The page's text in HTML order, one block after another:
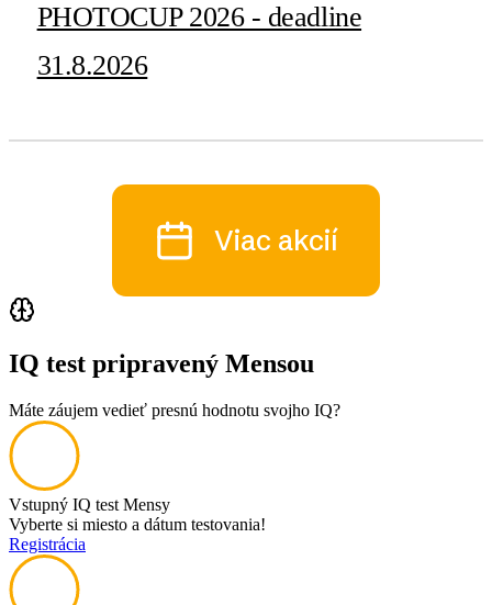
PHOTOCUP 2026 - deadline
31.8.2026
Viac akcií
IQ test pripravený Mensou
Máte záujem vedieť presnú hodnotu svojho IQ?
Vstupný IQ test Mensy
Vyberte si miesto a dátum testovania!
Registrácia